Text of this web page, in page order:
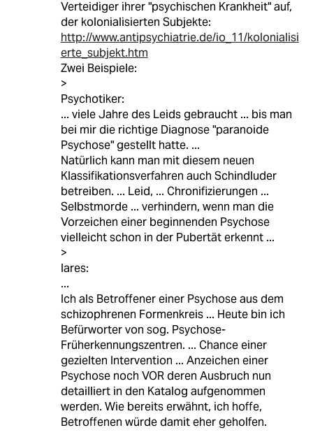
Verteidiger ihrer "psychischen Krankheit" auf,
der kolonialisierten Subjekte:
http://www.antipsychiatrie.de/io_11/kolonialisi
erte_subjekt.htm
Zwei Beispiele:
>
Psychotiker:
... viele Jahre des Leids gebraucht ... bis man
bei mir die richtige Diagnose "paranoide
Psychose" gestellt hatte. ...
Natürlich kann man mit diesem neuen
Klassifikationsverfahren auch Schindluder
betreiben. ... Leid, ... Chronifizierungen ...
Selbstmorde ... verhindern, wenn man die
Vorzeichen einer beginnenden Psychose
vielleicht schon in der Pubertät erkennt ...
>
lares:
...
Ich als Betroffener einer Psychose aus dem
schizophrenen Formenkreis ... Heute bin ich
Befürworter von sog. Psychose-
Früherkennungszentren. ... Chance einer
gezielten Intervention ... Anzeichen einer
Psychose noch VOR deren Ausbruch nun
detailliert in den Katalog aufgenommen
werden. Wie bereits erwähnt, ich hoffe,
Betroffenen würde damit eher geholfen.